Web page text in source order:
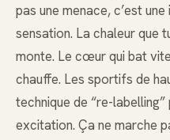
pas une menace, c’est
sensation. La chaleur que
monte. Le cœur qui bat
chauffe. Les sportifs de
technique de “re-
excitation. Ça ne marche